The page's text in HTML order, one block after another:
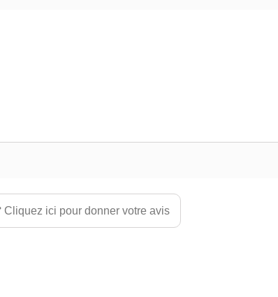
Cliquez ici pour donner votre avis